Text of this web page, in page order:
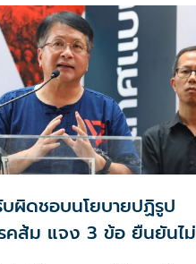
ผิดชอบนโยบายปฏิรูป
คส้ม แจง 3 ข้อ ยืนยันไม่